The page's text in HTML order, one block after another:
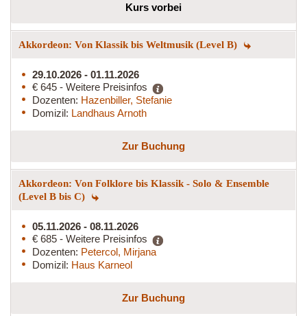
Kurs vorbei
Akkordeon: Von Klassik bis Weltmusik (Level B)
29.10.2026 - 01.11.2026
€ 645 - Weitere Preisinfos
Dozenten: Hazenbiller, Stefanie
Domizil: Landhaus Arnoth
Zur Buchung
Akkordeon: Von Folklore bis Klassik - Solo & Ensemble
(Level B bis C)
05.11.2026 - 08.11.2026
€ 685 - Weitere Preisinfos
Dozenten: Petercol, Mirjana
Domizil: Haus Karneol
Zur Buchung